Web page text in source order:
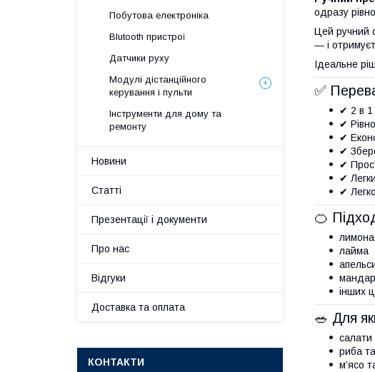
одразу
Цей ручний
— і
Ідеальне
✅
✔ 2 в 1
✔
✔
✔
✔
✔
✔
🍊
лимона
лайма
інших
🥗 Для
салати
риба
м’ясо
Побутова електроніка
Blutooth пристрої
Датчики руху
Модулі дістанційного
керування і пульти
Інструменти для дому та
ремонту
Новини
Статті
Презентації і документи
Про нас
Відгуки
Доставка та оплата
КОНТАКТИ